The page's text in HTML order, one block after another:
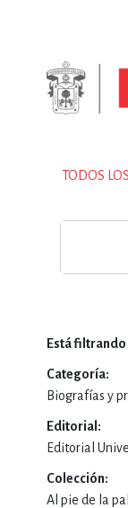
TODOS
Está
Categoría
Biografías y
Editorial
Editorial
Colección
Al pie de la